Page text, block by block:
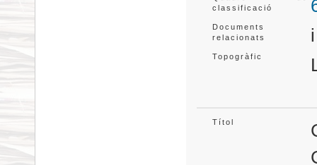
classificació
Documents
relacionats
Topogràfic
Títol